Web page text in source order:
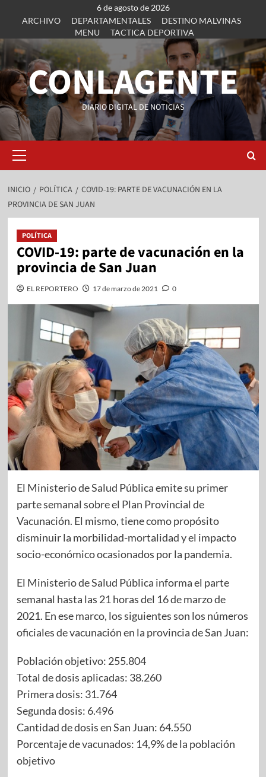
6 de agosto de 2026
ARCHIVO
DEPARTAMENTALES
DESTINO MALVINAS
MENU
TACTICA DEPORTIVA
CONLAGENTE
DIARIO DIGITAL DE NOTICIAS
INICIO POLÍTICA
COVID-19: PARTE DE VACUNACIÓN EN LA
PROVINCIA DE SAN JUAN
POLÍTICA
COVID-19: parte de vacunación en la
provincia de San Juan
EL REPORTERO 17 de marzo de 2021 0
El Ministerio de Salud Pública emite su primer
parte semanal sobre el Plan Provincial de
Vacunación. El mismo, tiene como propósito
disminuir la morbilidad-mortalidad y el impacto
socio-económico ocasionados por la pandemia.
El Ministerio de Salud Pública informa el parte
semanal hasta las 21 horas del 16 de marzo de
2021. En ese marco, los siguientes son los números
oficiales de vacunación en la provincia de San Juan:
Población objetivo: 255.804
Total de dosis aplicadas: 38.260
Primera dosis: 31.764
Segunda dosis: 6.496
Cantidad de dosis en San Juan: 64.550
Porcentaje de vacunados: 14,9% de la población
objetivo